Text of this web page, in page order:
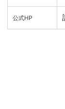
公式HP